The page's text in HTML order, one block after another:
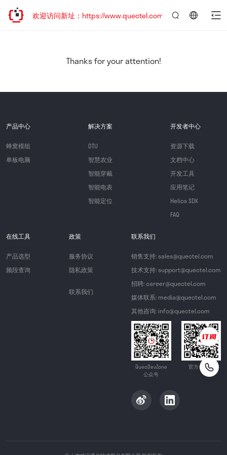
迁移，欢迎访问新址：https://www.quectel.com.cn
Thanks for your attention!
产品中心
蜂窝模组
单板电脑
解决方案
DTU
智慧农业
智能穿戴
智能电表
智能定位
开发者中心
资源下载
文档中心
开发工具
应用笔记
Helios SDK
FAQ
在线工具
产品选型
频段查询
政策
服务协议
隐私政策
联系我们
联系我们
销售支持: sales@quectel.com
技术支持: support@quectel.com
招聘: career@quectel.com
媒体联系: media@quectel.com
其他咨询: info@quectel.com
QuecDevZone
公众号
官方公众号